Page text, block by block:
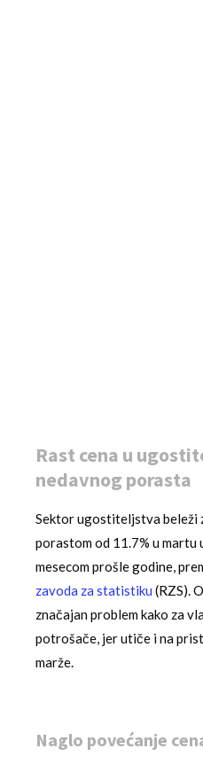
Rast cena u
nedavnog porasta
Sektor ugostiteljstva beleži
porastom od 11.7% u martu
mesecom prošle godine,
zavoda za statistiku (RZS).
značajan problem kako za
potrošače, jer utiče i na
marže.
Naglo povećanje